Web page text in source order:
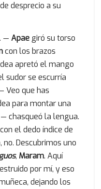
desprecio a su
— Apae giró su torso
con los brazos
apretó el mango
sudor se escurría
Veo que has
para montar una
chasqueó la lengua.
el dedo índice de
Descubrimos uno
, Maram. Aquí
por mí, y eso
dejando los